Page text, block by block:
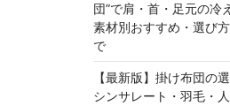
団”で肩・首・足元の冷
素材別おすすめ・選び
で
【最新版】掛け布団の
シンサレート・羽毛・